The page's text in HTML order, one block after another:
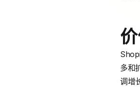
多和
调增